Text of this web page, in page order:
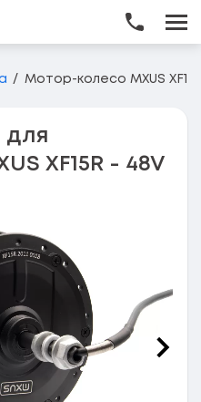
Мотор-колесо MXUS
для
XF15R - 48V